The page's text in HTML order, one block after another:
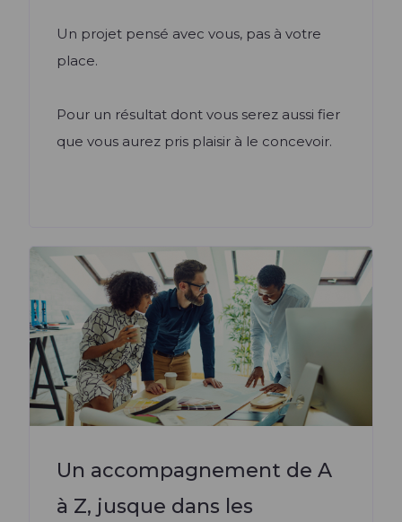
Un projet pensé avec vous, pas à votre
place.
Pour un résultat dont vous serez aussi fier
que vous aurez pris plaisir à le concevoir.
Un accompagnement de A
à Z, jusque dans les